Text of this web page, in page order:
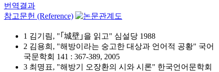
번역결과
참고문헌 (Reference)
1 김기림, "｢城壁｣을 읽고" 심설당 1988
2 김용희, "해방이라는 숭고한 대상과 언어적 공황" 국어
국문학회 141 : 367-389, 2005
3 최명표, "해방기 오장환의 시와 시론" 한국언어문학회